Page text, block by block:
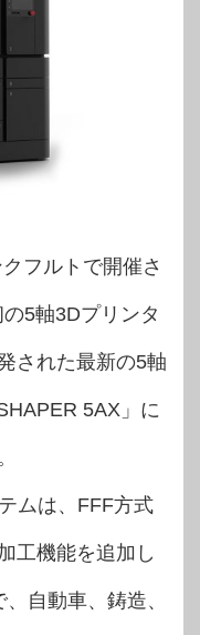
フルトで開催さ
5軸3Dプリンタ
された最新の5軸
5AX」に
ムは、FFF方式
工機能を追加し
自動車、鋳造、